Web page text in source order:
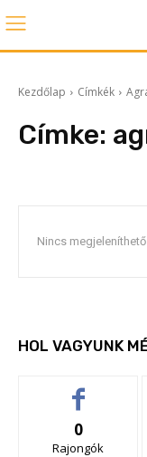
Kezdőlap Címkék
Címke:
Nincs
HOL VAGYUNK
0
Rajongók